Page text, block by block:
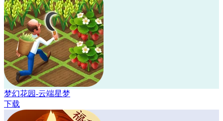
梦幻花园-云端星梦
下载